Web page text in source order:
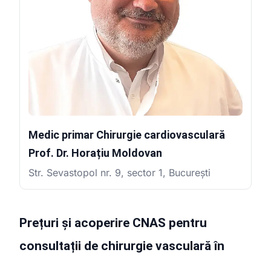
Medic primar Chirurgie cardiovasculară
Prof. Dr. Horațiu Moldovan
Str. Sevastopol nr. 9, sector 1, București
Prețuri și acoperire CNAS pentru
consultații de chirurgie vasculară în